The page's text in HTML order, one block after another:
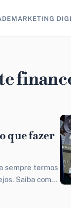
MARKETING
que fazer
sempre termos
Saiba como